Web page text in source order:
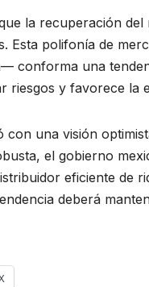
la recuperación
Esta polifonía de
conforma una
riesgos y favorece la
con una visión
el gobierno
eficiente de
deberá